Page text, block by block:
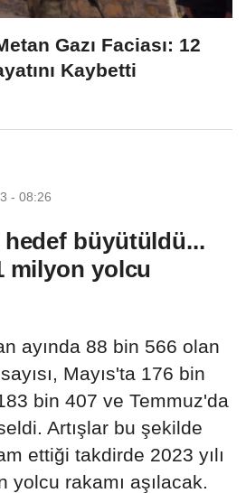
Gazı Faciası: 12
Kaybetti
- 08:26
büyütüldü...
milyon yolcu
ayında 88 bin 566 olan
Mayıs'ta 176 bin
bin 407 ve Temmuz'da
Artışlar bu şekilde
ettiği takdirde 2023 yılı
yolcu rakamı aşılacak.